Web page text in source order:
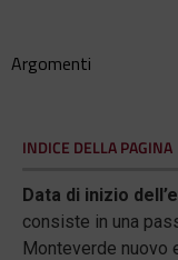
Argomenti
INDICE DELLA PAGINA
Data di inizio
consiste in una
Monteverde nuovo